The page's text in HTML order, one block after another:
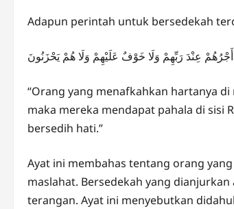
Adapun perintah untuk bersedekah
أَجْرُهُمْ عِنْدَ رَبِّهِمْ وَلَا خَوْفٌ عَلَيْهِمْ وَلَا هُمْ يَحْزَنُونَ
“Orang yang menafkahkan hartanya
maka mereka mendapat pahala di sisi
bersedih hati.”
Ayat ini membahas tentang orang
maslahat. Bersedekah yang
terangan. Ayat ini menyebutkan